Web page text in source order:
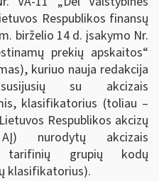
Respublikos finansų
birželio 14 d. įsakymo Nr.
prekių apskaitos“
kuriuo nauja redakcija
su akcizais
klasifikatorius (toliau –
Respublikos akcizų
nurodytų akcizais
tarifinių grupių kodų
klasifikatorius).